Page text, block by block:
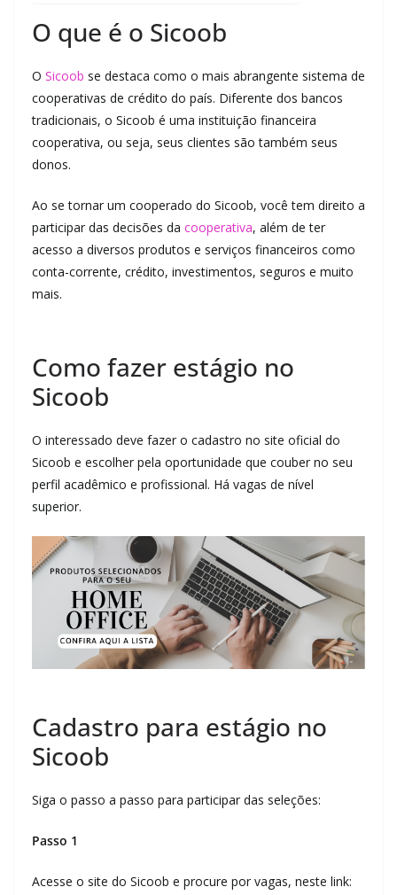
O que é o Sicoob
O Sicoob se destaca como o mais abrangente sistema de
cooperativas de crédito do país. Diferente dos bancos
tradicionais, o Sicoob é uma instituição financeira
cooperativa, ou seja, seus clientes são também seus
donos.
Ao se tornar um cooperado do Sicoob, você tem direito a
participar das decisões da cooperativa, além de ter
acesso a diversos produtos e serviços financeiros como
conta-corrente, crédito, investimentos, seguros e muito
mais.
Como fazer estágio no
Sicoob
O interessado deve fazer o cadastro no site oficial do
Sicoob e escolher pela oportunidade que couber no seu
perfil acadêmico e profissional. Há vagas de nível
superior.
Cadastro para estágio no
Sicoob
Siga o passo a passo para participar das seleções:
Passo 1
Acesse o site do Sicoob e procure por vagas, neste link: